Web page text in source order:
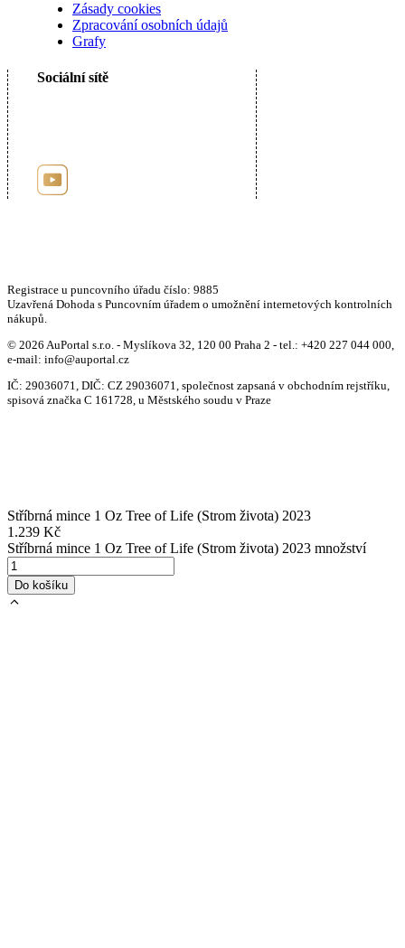
Zásady cookies
Zpracování osobních údajů
Grafy
Sociální sítě
Registrace u puncovního úřadu číslo: 9885
Uzavřená Dohoda s Puncovním úřadem o umožnění internetových kontrolních
nákupů.
© 2026 AuPortal s.r.o. - Myslíkova 32, 120 00 Praha 2 - tel.: +420 227 044 000,
e-mail: info@auportal.cz
IČ: 29036071, DIČ: CZ 29036071, společnost zapsaná v obchodním rejstříku,
spisová značka C 161728, u Městského soudu v Praze
Stříbrná mince 1 Oz Tree of Life (Strom života) 2023
1.239 Kč
Stříbrná mince 1 Oz Tree of Life (Strom života) 2023 množství
Do košíku